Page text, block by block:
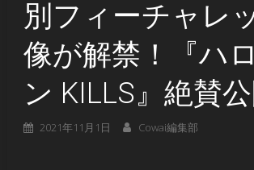
別フィーチャレ
像が解禁！『ハ
ン KILLS』絶賛公
2021年11月1日 Cowai編集部